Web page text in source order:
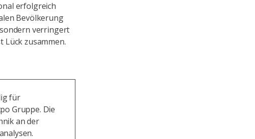
erfolgreich
Bevölkerung
verringert
Lück zusammen.
für
Gruppe. Die
an der